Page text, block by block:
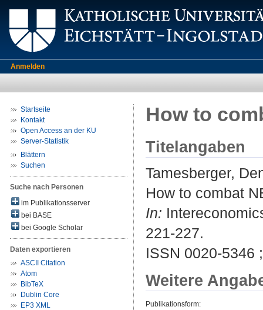
Anmelden
Startseite
Kontakt
Open Access an der KU
Server-Statistik
Blättern
Suchen
Suche nach Personen
im Publikationsserver
bei BASE
bei Google Scholar
Daten exportieren
ASCII Citation
Atom
BibTeX
Dublin Core
EP3 XML
How to
Titelangaben
Tamesberger,
How to combat
In:
221-227.
ISSN 0020-5346
Weitere
Publikationsform: